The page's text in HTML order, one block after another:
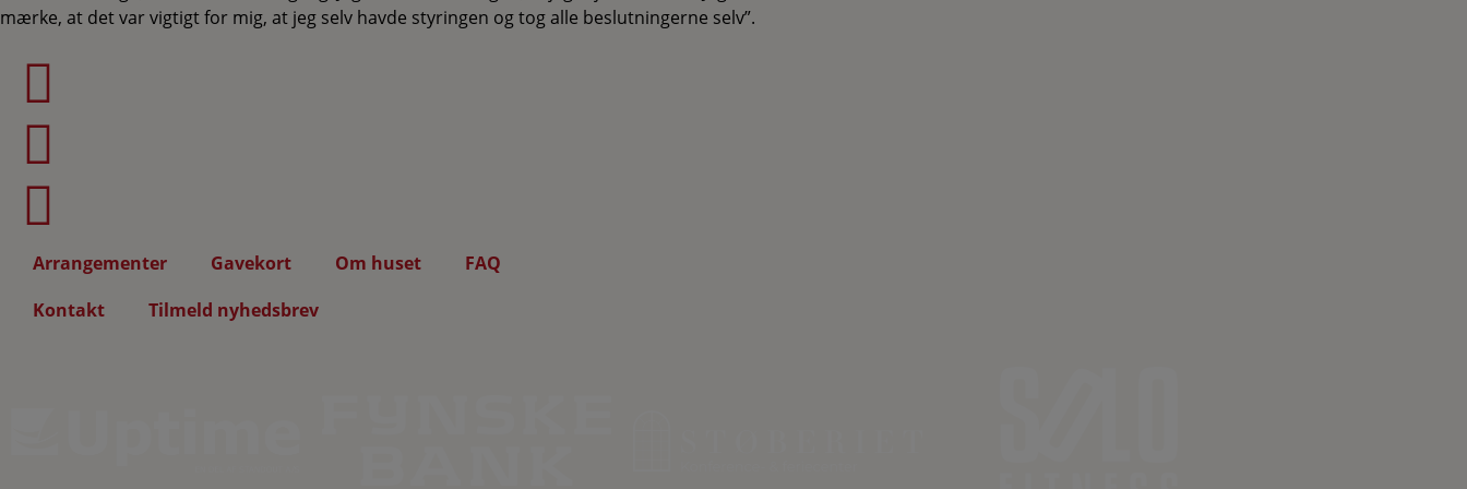
mærke, at det var vigtigt for mig, at jeg selv havde styringen og tog alle beslutningerne selv”.
Arrangementer Gavekort Om huset
FAQ
Kontakt
Tilmeld nyhedsbrev